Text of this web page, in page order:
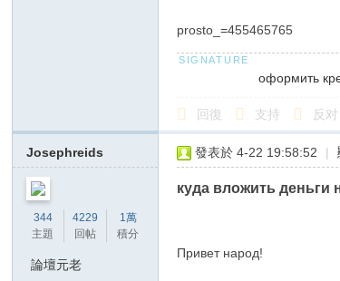
prosto_=455465765
оформить
回復 支持 反对
Josephreids
344
主題
4229
回帖
1萬
積分
論壇元老
發表於 4-22 19:58:52 |
куда вложить деньги
Привет народ!